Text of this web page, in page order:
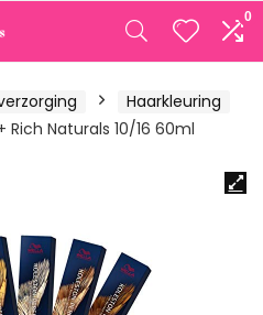
0
Haarkleuring
Rich Naturals 10/16 60ml